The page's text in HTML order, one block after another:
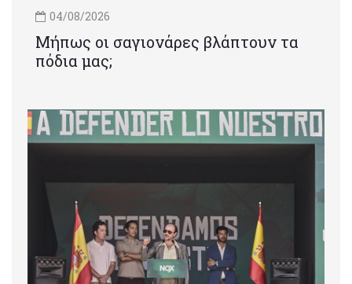
04/08/2026
Μήπως οι σαγιονάρες βλάπτουν τα
πόδια μας;